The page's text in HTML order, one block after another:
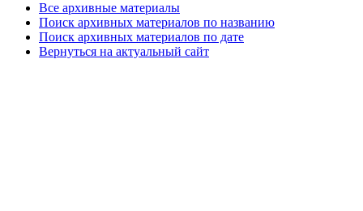
Все архивные материалы
Поиск архивных материалов по названию
Поиск архивных материалов по дате
Вернуться на актуальный сайт